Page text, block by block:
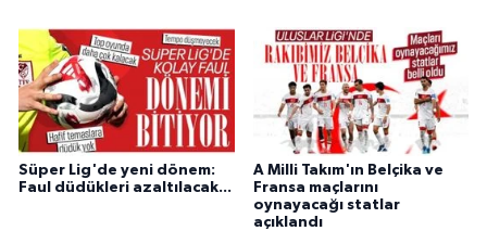
Süper Lig'de yeni dönem:
Faul düdükleri azaltılacak...
A Milli Takım'ın Belçika ve
Fransa maçlarını
oynayacağı statlar
açıklandı